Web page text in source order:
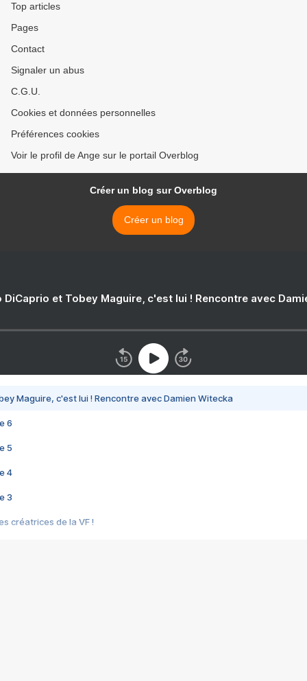
Top articles
Pages
Contact
Signaler un abus
C.G.U.
Cookies et données personnelles
Préférences cookies
Voir le profil de Ange sur le portail Overblog
Créer un blog sur Overblog
Créer un blog
DiCaprio et Tobey Maguire, c'est lui ! Rencontre avec
Maguire, c'est lui ! Rencontre avec Damien Witecka
6
5
4
3
créatrices de la VF !